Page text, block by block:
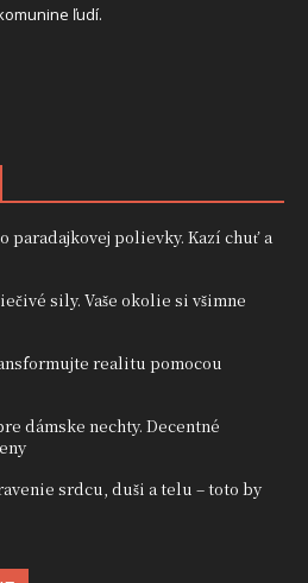
ľudí.
paradajkovej polievky. Kazí chuť a
sily. Vaše okolie si všimne
realitu pomocou
dámske nechty. Decentné
srdcu, duši a telu – toto by